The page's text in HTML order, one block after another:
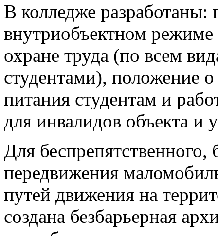
В колледже
внутриобъектном
охране труда (по всем
студентами), положение
питания студентам и
для инвалидов объекта и
Для беспрепятственного,
передвижения
путей движения на
создана безбарьерная